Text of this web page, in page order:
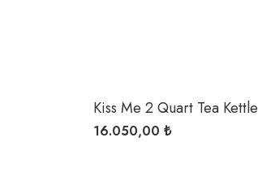
Kiss Me 2 Quart Tea Kettle
16.050,00 ₺